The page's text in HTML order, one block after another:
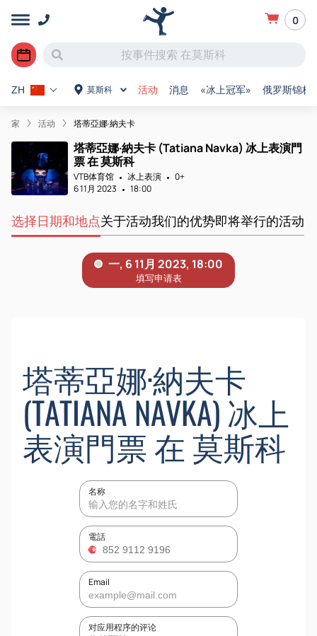
0
莫斯科 活动 消息 «冰上冠军» 俄罗斯锦标
ZH
家 活动 塔蒂亞娜·納夫卡
塔蒂亞娜·納夫卡 (Tatiana Navka) 冰上表演門
票 在 莫斯科
VTB体育馆 冰上表演
0+
6 11月 2023
18:00
选择日期和地点关于活动我们的优势即将举行的活动
塔蒂亞娜·納夫卡
(TATIANA NAVKA) 冰上
表演門票 在 莫斯科
名称
電話
Email
对应用程序的评论